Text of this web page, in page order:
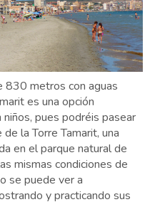
830 metros con aguas
es una opción
pues podréis pasear
la Torre Tamarit, una
en el parque natural de
mismas condiciones de
se puede ver a
y practicando sus